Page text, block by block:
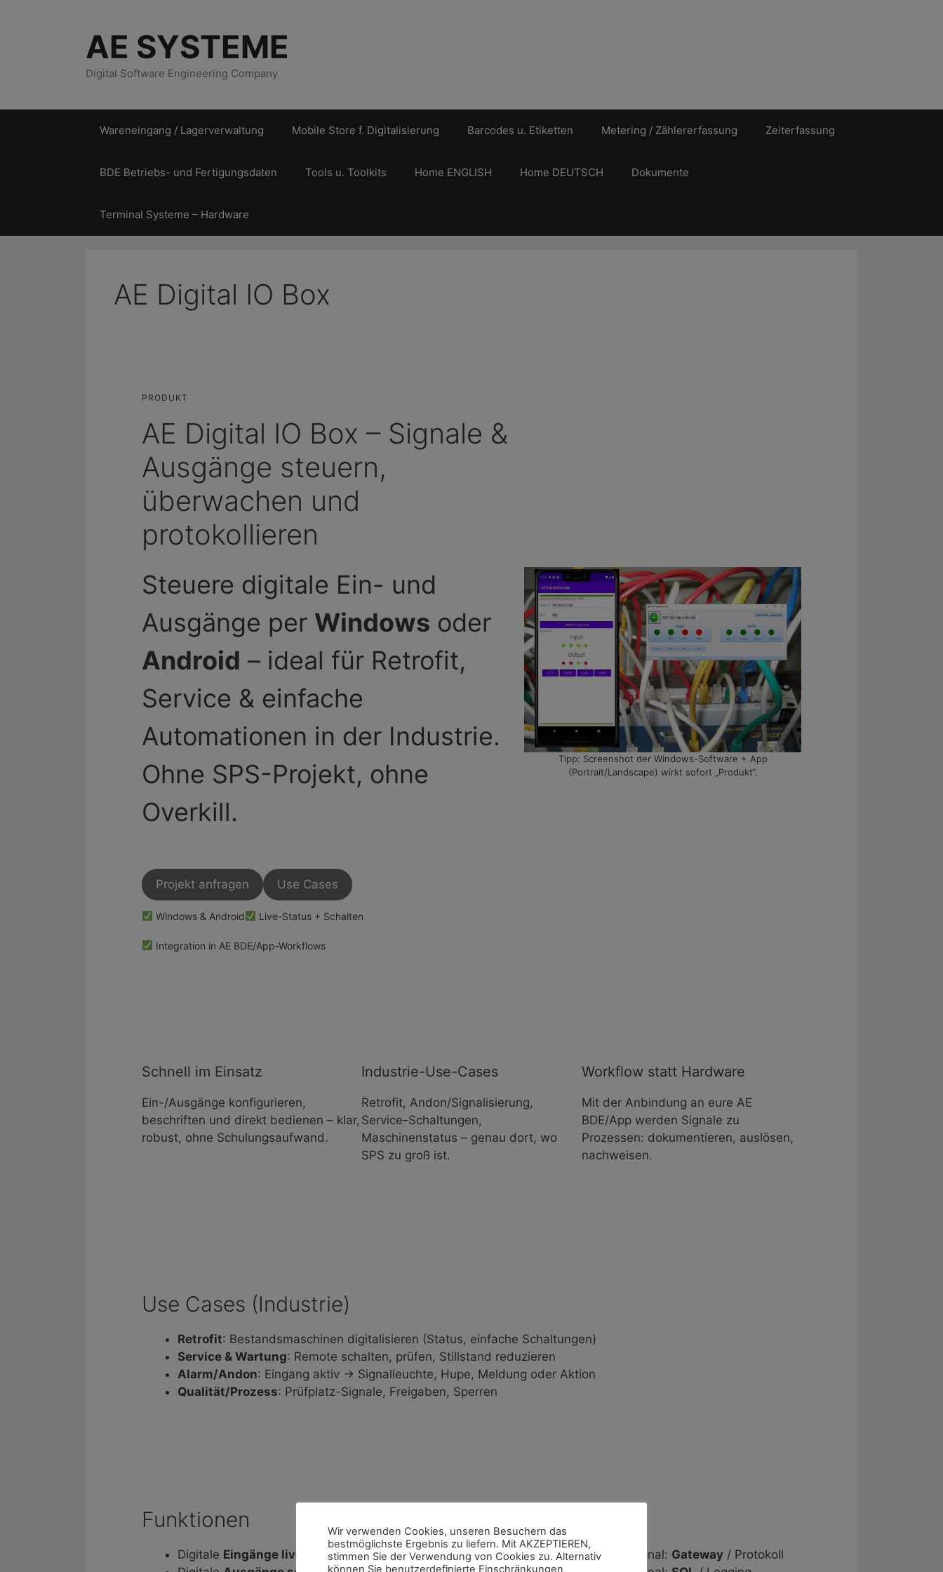
AE SYSTEME
Digital Software Engineering Company
Wareneingang / Lagerverwaltung Mobile Store f. Digitalisierung Barcodes u. Etiketten Metering / Zählererfassung Zeiterfassung
BDE Betriebs- und Fertigungsdaten Tools u. Toolkits Home ENGLISH Home DEUTSCH Dokumente
Terminal Systeme – Hardware
AE Digital IO Box
PRODUKT
AE Digital IO Box – Signale &
Ausgänge steuern,
überwachen und
protokollieren
Steuere digitale Ein- und
Ausgänge per Windows oder
Android – ideal für Retrofit,
Service & einfache
Automationen in der Industrie.
Ohne SPS-Projekt, ohne
Overkill.
Projekt anfragen Use Cases
Windows & Android Live-Status + Schalten
Integration in AE BDE/App-Workflows
Tipp: Screenshot der Windows-Software + App
(Portrait/Landscape) wirkt sofort „Produkt“.
Schnell im Einsatz
Ein-/Ausgänge konfigurieren,
beschriften und direkt bedienen – klar,
robust, ohne Schulungsaufwand.
Industrie-Use-Cases
Retrofit, Andon/Signalisierung,
Service-Schaltungen,
Maschinenstatus – genau dort, wo
SPS zu groß ist.
Workflow statt Hardware
Mit der Anbindung an eure AE
BDE/App werden Signale zu
Prozessen: dokumentieren, auslösen,
nachweisen.
Use Cases (Industrie)
Retrofit: Bestandsmaschinen digitalisieren (Status, einfache Schaltungen)
Service & Wartung: Remote schalten, prüfen, Stillstand reduzieren
Alarm/Andon: Eingang aktiv → Signalleuchte, Hupe, Meldung oder Aktion
Qualität/Prozess: Prüfplatz-Signale, Freigaben, Sperren
Funktionen
Digitale Eingänge live
anzeigen
Windows-Software
Optional: Gateway/ Protokoll
Wir verwenden Cookies, unseren Besuchern das
bestmöglichste Ergebnis zu liefern. Mit AKZEPTIEREN,
stimmen Sie der Verwendung von Cookies zu. Alternativ
können Sie benutzerdefinierte Einschränkungen